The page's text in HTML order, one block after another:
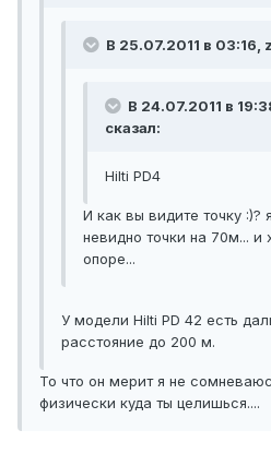
В 25.07.2011 в 03:16,
В 24.07.2011 в
сказал:
Hilti PD4
И как вы видите точку
невидно точки на 70м... и
опоре...
У модели Hilti PD 42 есть
расстояние до 200 м.
То что он мерит я не
физически куда ты целишься....